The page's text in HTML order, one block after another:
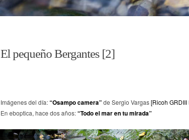
El pequeño Bergantes [2]
Imágenes del día:“Osampo camera”de Sergio Vargas[Ricoh GRDIII
En eboptica, hace dos años:“Todo el mar en tu mirada”